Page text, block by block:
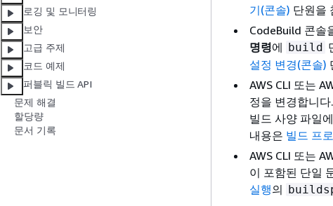
로깅 및 모니터링
보안
고급 주제
코드 예제
퍼블릭 빌드 API
문제 해결
할당량
문서 기록
기(콘솔) 단원을
CodeBuild 콘솔
명령에 build
설정 변경(콘솔)
AWS CLI 또는
정을 변경합니
빌드 사양 파일
내용은 빌드 프
AWS CLI 또는
이 포함된 단일
실행의